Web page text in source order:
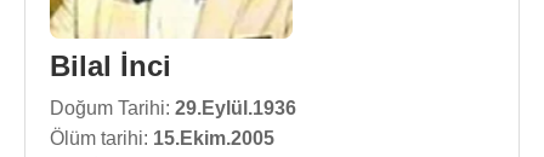
Bilal İnci
Doğum Tarihi: 29.Eylül.1936
Ölüm tarihi: 15.Ekim.2005